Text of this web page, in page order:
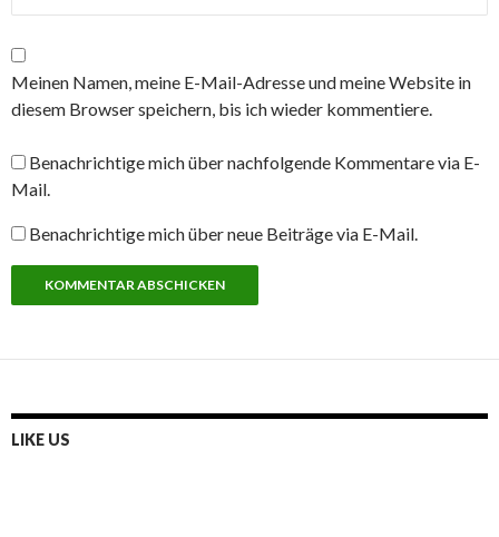
Meinen Namen, meine E-Mail-Adresse und meine Website in
diesem Browser speichern, bis ich wieder kommentiere.
Benachrichtige mich über nachfolgende Kommentare via E-
Mail.
Benachrichtige mich über neue Beiträge via E-Mail.
LIKE US